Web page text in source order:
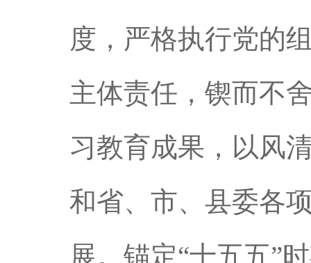
度，严格执行党的
主体责任，锲而不
习教育成果，以风
和省、市、县委各
展。锚定“十五五”